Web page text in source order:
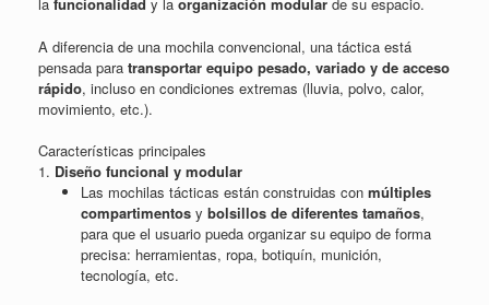
A diferencia de una mochila convencional, una táctica está
pensada para transportar equipo pesado, variado y de acceso
rápido, incluso en condiciones extremas (lluvia, polvo, calor,
movimiento, etc.).
Características principales
1. Diseño funcional y modular
Las mochilas tácticas están construidas con múltiples
compartimentos y bolsillos de diferentes tamaños,
para que el usuario pueda organizar su equipo de forma
precisa: herramientas, ropa, botiquín, munición,
tecnología, etc.